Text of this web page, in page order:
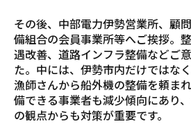
その後、中部電力伊勢営業所、顧
備組合の会員事業所等へご挨拶。
遇改善、道路インフラ整備などご
た。中には、伊勢市内だけではな
漁師さんから船外機の整備を頼ま
備できる事業者も減少傾向にあり
の観点からも対策が重要です。